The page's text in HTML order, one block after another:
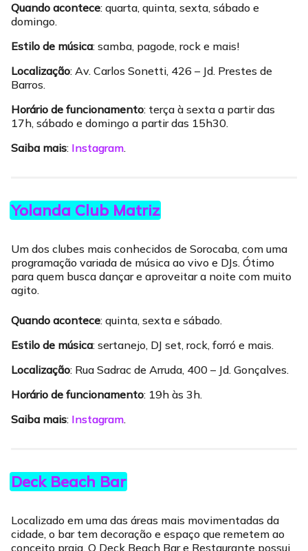
Quando acontece: quarta, quinta, sexta, sábado e
domingo.
Estilo de música: samba, pagode, rock e mais!
Localização: Av. Carlos Sonetti, 426 – Jd. Prestes de
Barros.
Horário de funcionamento: terça à sexta a partir das
17h, sábado e domingo a partir das 15h30.
Saiba mais: Instagram.
Yolanda Club Matriz
Um dos clubes mais conhecidos de Sorocaba, com uma
programação variada de música ao vivo e DJs. Ótimo
para quem busca dançar e aproveitar a noite com muito
agito.
Quando acontece: quinta, sexta e sábado.
Estilo de música: sertanejo, DJ set, rock, forró e mais.
Localização: Rua Sadrac de Arruda, 400 – Jd. Gonçalves.
Horário de funcionamento: 19h às 3h.
Saiba mais: Instagram.
Deck Beach Bar
Localizado em uma das áreas mais movimentadas da
cidade, o bar tem decoração e espaço que remetem ao
conceito praia. O Deck Beach Bar e Restaurante possui